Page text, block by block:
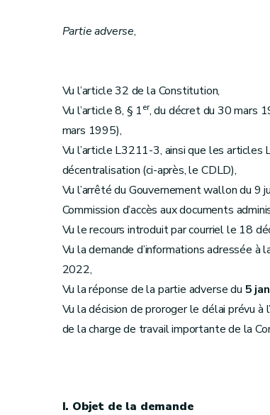
Partie adverse,
Vu l’article 32 de la Constitution,
Vu l’article 8, § 1er, du décret du 30 mars
mars 1995),
Vu l’article L3211-3, ainsi que les
décentralisation (ci-après, le CDLD),
Vu l’arrêté du Gouvernement wallon du
Commission d’accès aux documents
Vu le recours introduit par courriel le 18
Vu la demande d’informations adressée
2022,
Vu la réponse de la partie adverse du 5
Vu la décision de proroger le délai prévu à
de la charge de travail importante de la
I. Objet de la demande